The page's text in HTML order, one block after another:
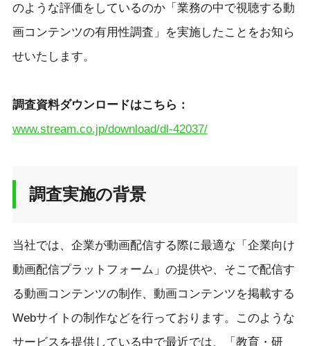
のような評価をしているのか「業務の中で視聴する動
画コンテンツの有用性調査」を実施したことをお知ら
せいたします。
調査資料ダウンロードはこちら：
www.stream.co.jp/download/dl-42037/
調査実施の背景
当社では、企業が動画配信する際に最適な「企業向け
動画配信プラットフォーム」の提供や、そこで配信す
る動画コンテンツの制作、動画コンテンツを掲載する
Webサイトの制作などを行っております。このような
サービスを提供している中で最近では、「教育・研